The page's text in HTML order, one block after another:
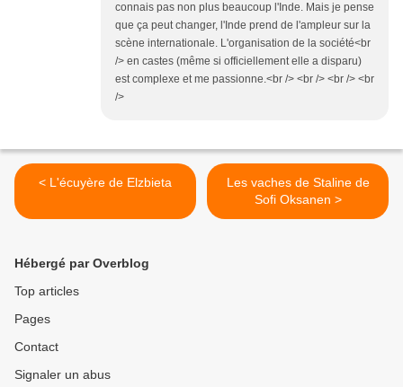
connais pas non plus beaucoup l'Inde. Mais je pense
que ça peut changer, l'Inde prend de l'ampleur sur la
scène internationale. L'organisation de la société<br
/> en castes (même si officiellement elle a disparu)
est complexe et me passionne.<br /> <br /> <br /> <br
/>
< L'écuyère de Elzbieta
Les vaches de Staline de
Sofi Oksanen >
Hébergé par Overblog
Top articles
Pages
Contact
Signaler un abus